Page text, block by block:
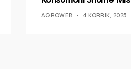
AGROWEB 4 KORRIK, 2025